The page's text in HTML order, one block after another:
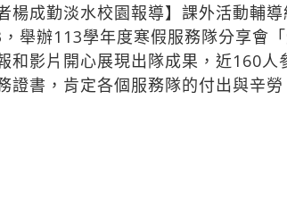
者楊成勤淡水校園報導】課外活動輔
舉辦113學年度寒假服務隊分享會
和影片開心展現出隊成果，近160
證書，肯定各個服務隊的付出與辛勞